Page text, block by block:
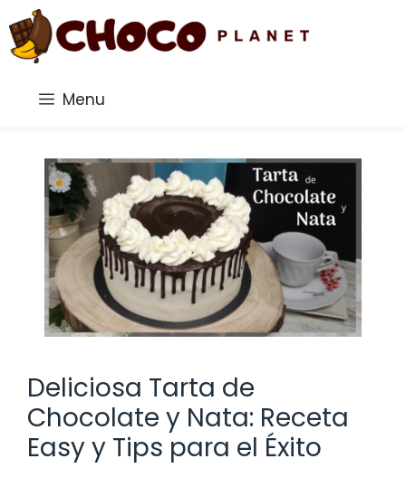
Saltar
al
contenido
Menu
Deliciosa Tarta de
Chocolate y Nata: Receta
Easy y Tips para el Éxito